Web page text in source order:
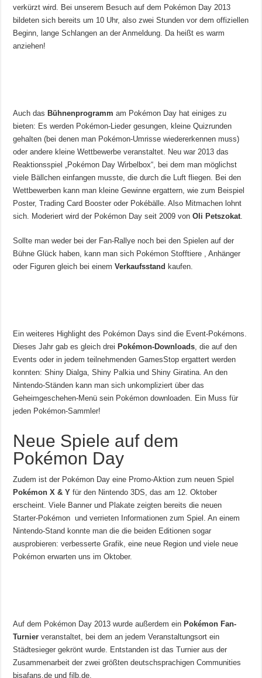
verkürzt wird. Bei unserem Besuch auf dem Pokémon Day 2013
bildeten sich bereits um 10 Uhr, also zwei Stunden vor dem offiziellen
Beginn, lange Schlangen an der Anmeldung. Da heißt es warm
anziehen!
Auch das Bühnenprogramm am Pokémon Day hat einiges zu
bieten: Es werden Pokémon-Lieder gesungen, kleine Quizrunden
gehalten (bei denen man Pokémon-Umrisse wiedererkennen muss)
oder andere kleine Wettbewerbe veranstaltet. Neu war 2013 das
Reaktionsspiel „Pokémon Day Wirbelbox“, bei dem man möglichst
viele Bällchen einfangen musste, die durch die Luft fliegen. Bei den
Wettbewerben kann man kleine Gewinne ergattern, wie zum Beispiel
Poster, Trading Card Booster oder Pokébälle. Also Mitmachen lohnt
sich. Moderiert wird der Pokémon Day seit 2009 vonOli Petszokat.
Sollte man weder bei der Fan-Rallye noch bei den Spielen auf der
Bühne Glück haben, kann man sich Pokémon Stofftiere , Anhänger
oder Figuren gleich bei einemVerkaufsstand kaufen.
Ein weiteres Highlight des Pokémon Days sind die Event-Pokémons.
Dieses Jahr gab es gleich drei Pokémon-Downloads, die auf den
Events oder in jedem teilnehmenden GamesStop ergattert werden
konnten: Shiny Dialga, Shiny Palkia und Shiny Giratina. An den
Nintendo-Ständen kann man sich unkompliziert über das
Geheimgeschehen-Menü sein Pokémon downloaden. Ein Muss für
jeden Pokémon-Sammler!
Neue Spiele auf dem
Pokémon Day
Zudem ist der Pokémon Day eine Promo-Aktion zum neuen Spiel
Pokémon X & Y für den Nintendo 3DS, das am 12. Oktober
erscheint. Viele Banner und Plakate zeigten bereits die neuen
Starter-Pokémon und verrieten Informationen zum Spiel. An einem
Nintendo-Stand konnte man die die beiden Editionen sogar
ausprobieren: verbesserte Grafik, eine neue Region und viele neue
Pokémon erwarten uns im Oktober.
Auf dem Pokémon Day 2013 wurde außerdem ein Pokémon Fan-
Turnier veranstaltet, bei dem an jedem Veranstaltungsort ein
Städtesieger gekrönt wurde. Entstanden ist das Turnier aus der
Zusammenarbeit der zwei größten deutschsprachigen Communities
bisafans.de und filb.de.